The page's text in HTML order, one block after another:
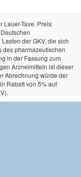
Lauer-Taxe. Preis:
der GKV, die sich
des pharmazeutischen
in der Fassung zum
Arzneimitteln ist dieser
Abrechnung würde der
Rabatt von 5% auf